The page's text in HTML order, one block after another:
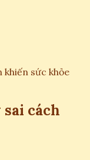
khiến sức khỏe
cách